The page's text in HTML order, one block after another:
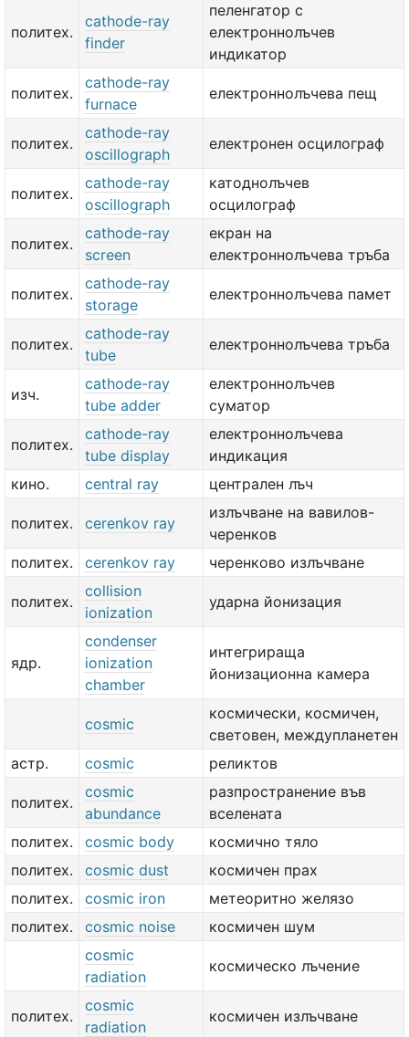
политех.
cathode-ray
finder
пеленгатор с
електроннолъчев
индикатор
политех.
cathode-ray
furnace
електроннолъчева пещ
политех.
cathode-ray
oscillograph
електронен осцилограф
политех.
cathode-ray
oscillograph
катоднолъчев
осцилограф
политех.
cathode-ray
screen
екран на
електроннолъчева тръба
политех.
cathode-ray
storage
електроннолъчева памет
политех.
cathode-ray
tube
електроннолъчева тръба
изч.
cathode-ray
tube adder
електроннолъчев
суматор
политех.
cathode-ray
tube display
електроннолъчева
индикация
кино.
central ray централен лъч
политех. cerenkov ray
излъчване на вавилов-
черенков
политех.
cerenkov ray черенково излъчване
политех.
collision
ionization
ударна йонизация
ядр.
condenser
ionization
chamber
интегрираща
йонизационна камера
cosmic
космически, космичен,
световен, междупланетен
астр.
cosmic реликтов
политех.
cosmic
abundance
разпространение във
вселената
политех.
cosmic body
космично тяло
политех.
cosmic dust
космичен прах
политех.
cosmic iron
метеоритно желязо
политех.
cosmic noise
космичен шум
cosmic
radiation
космическо лъчение
политех.
cosmic
radiation
космичен излъчване